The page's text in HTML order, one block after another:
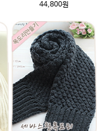
44,800원